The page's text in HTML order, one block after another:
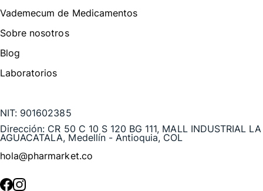
Vademecum de Medicamentos
Sobre nosotros
Blog
Laboratorios
NIT: 901602385
Dirección: CR 50 C 10 S 120 BG 111, MALL INDUSTRIAL LA
AGUACATALA, Medellín - Antioquia, COL
hola@pharmarket.co